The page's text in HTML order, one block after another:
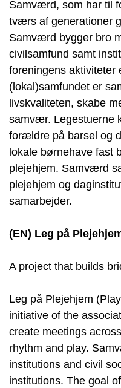
Samværd, som har til
tværs af generationer
Samværd bygger bro
civilsamfund samt
foreningens aktiviteter
(lokal)samfundet er
livskvaliteten, skabe
samvær. Legestuerne
forældre på barsel og
lokale børnehave fast
plejehjem. Samværd
plejehjem og
samarbejder.
(EN) Leg på
A project that builds
Leg på Plejehjem
initiative of the
create meetings
rhythm and play.
institutions and civil
institutions. The goal